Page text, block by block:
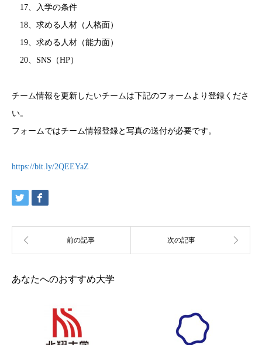
17、入学の条件
18、求める人材（人格面）
19、求める人材（能力面）
20、SNS（HP）
チーム情報を更新したいチームは下記のフォームより登録くださ
い。
フォームではチーム情報登録と写真の送付が必要です。
https://bit.ly/2QEEYaZ
あなたへのおすすめ大学